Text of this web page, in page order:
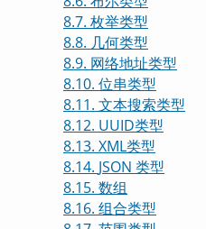
8.7. 枚举类型
8.8. 几何类型
8.9. 网络地址类型
8.10. 位串类型
8.11. 文本搜索类型
8.12. UUID类型
8.13. XML类型
8.14. JSON 类型
8.15. 数组
8.16. 组合类型